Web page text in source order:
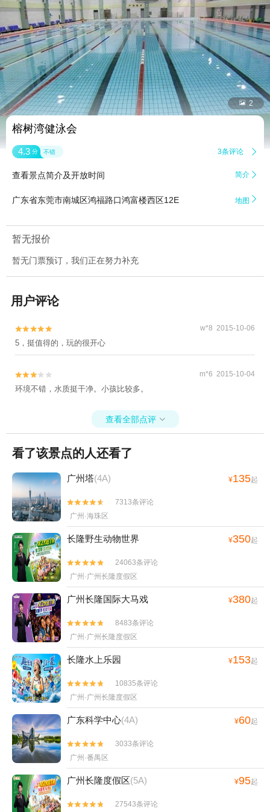
 2
榕树湾健泳会
4.3 分 不错 3条评论 
查看景点简介及开放时间 简介 
广东省东莞市南城区鸿福路口鸿富楼西区12E 地图 
暂无报价
暂无门票预订，我们正在努力补充
用户评论

 w*8 2015-10-06
5，挺值得的，玩的很开心

 m*6 2015-10-04
环境不错，水质挺干净。小孩比较多。
查看全部点评 
看了该景点的人还看了
广州塔(4A) ¥135起


7313条评论
广州·海珠区
长隆野生动物世界 ¥350起


24063条评论
广州·广州长隆度假区
广州长隆国际大马戏 ¥380起


8483条评论
广州·广州长隆度假区
长隆水上乐园 ¥153起


10835条评论
广州·广州长隆度假区
广东科学中心(4A) ¥60起


3033条评论
广州·番禺区
广州长隆度假区(5A) ¥95起

 27543条评论
